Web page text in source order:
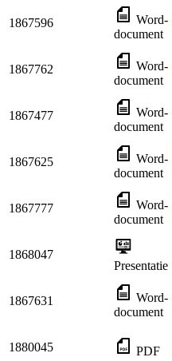
1867596
Word-
document
1867762
Word-
document
1867477
Word-
document
1867625
Word-
document
1867777
Word-
document
1868047
Presentatie
1867631
Word-
document
1880045 PDF